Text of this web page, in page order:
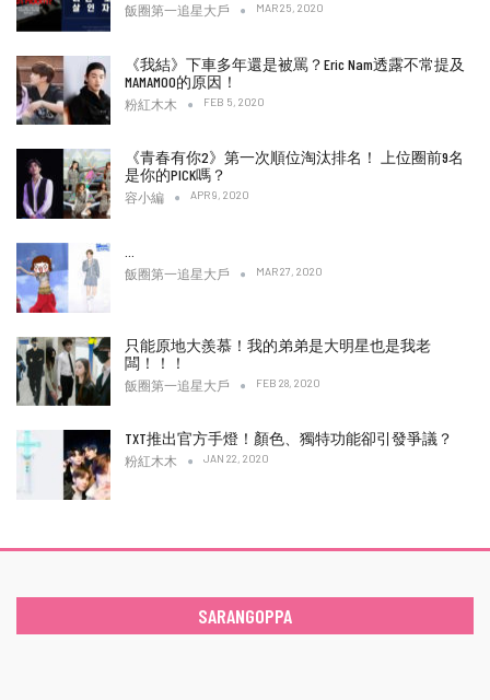
飯圈第一追星大戶 MAR 25, 2020
《我結》下車多年還是被罵？Eric Nam透露不常提及
MAMAMOO的原因！
粉紅木木 FEB 5, 2020
《青春有你2》第一次順位淘汰排名！ 上位圈前9名
是你的PICK嗎？
容小編 APR 9, 2020
飯圈第一追星大戶 MAR 27, 2020
只能原地大羨慕！我的弟弟是大明星也是我老
闆！！！
飯圈第一追星大戶 FEB 28, 2020
TXT推出官方手燈！顏色、獨特功能卻引發爭議？
粉紅木木 JAN 22, 2020
SARANGOPPA